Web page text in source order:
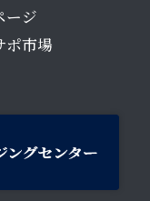
ージ
ポ市場